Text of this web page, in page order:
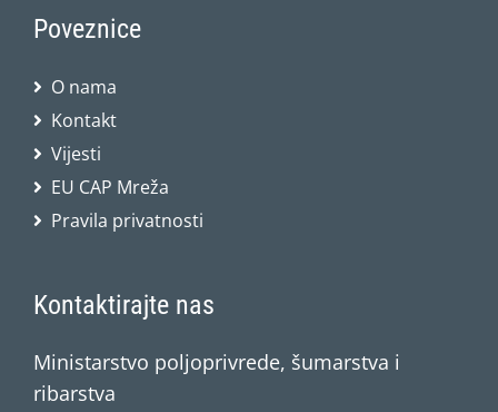
Poveznice
O nama
Kontakt
Vijesti
EU CAP Mreža
Pravila privatnosti
Kontaktirajte nas
Ministarstvo poljoprivrede, šumarstva i
ribarstva